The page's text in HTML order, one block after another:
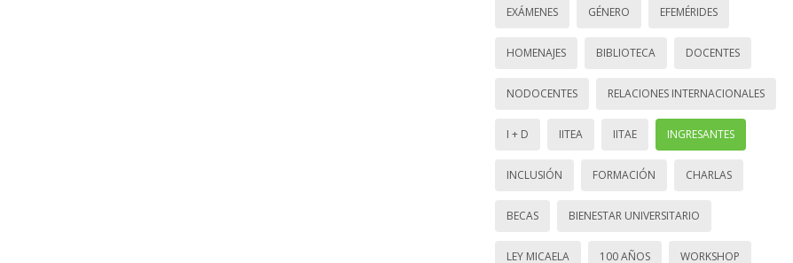
EXÁMENES GÉNERO EFEMÉRIDES
HOMENAJES BIBLIOTECA DOCENTES
NODOCENTES RELACIONES INTERNACIONALES
I + D IITEA IITAE INGRESANTES
INCLUSIÓN FORMACIÓN CHARLAS
BECAS BIENESTAR UNIVERSITARIO
LEY MICAELA 100 AÑOS WORKSHOP